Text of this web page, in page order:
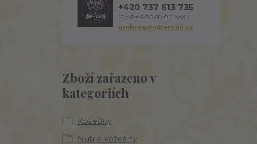
Zboží zařazeno v
kategoriích
Kožešiny
Nutrie kožešiny
+420 737 613 735
(Po-Pá 9:30-18:00 hod.)
umbragon@email.cz